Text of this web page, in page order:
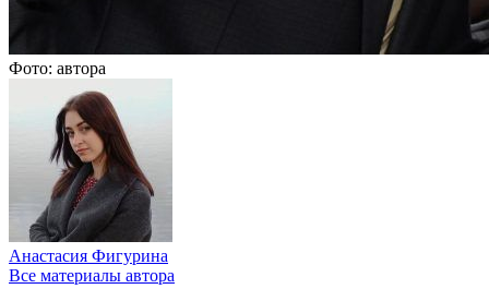
Фото: автора
Анастасия Фигурина
Все материалы автора